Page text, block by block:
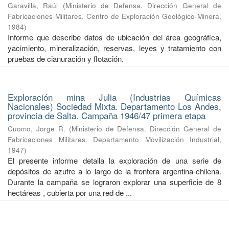
Garavilla, Raúl (Ministerio de Defensa. Dirección General de
Fabricaciones Militares. Centro de Exploración Geológico-Minera,
1984)
Informe que describe datos de ubicación del área geográfica,
yacimiento, mineralización, reservas, leyes y tratamiento con
pruebas de cianuración y flotación.
Exploración mina Julia (Industrias Químicas
Nacionales) Sociedad Mixta. Departamento Los Andes,
provincia de Salta. Campaña 1946/47 primera etapa
Cuomo, Jorge R. (Ministerio de Defensa. Dirección General de
Fabricaciones Militares. Departamento Movilización Industrial,
1947)
El presente informe detalla la exploración de una serie de
depósitos de azufre a lo largo de la frontera argentina-chilena.
Durante la campaña se lograron explorar una superficie de 8
hectáreas , cubierta por una red de ...